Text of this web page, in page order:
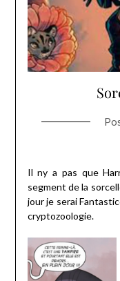
Il ny a pas que
segment de la
jour je serai
cryptozoologie.